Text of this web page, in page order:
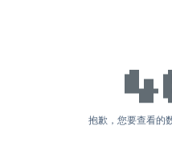
抱歉，您要查看的